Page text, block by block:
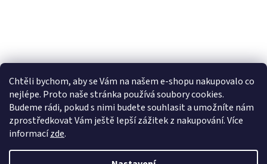
Chtěli bychom, aby se Vám na našem e-shopu nakupovalo co
nejlépe. Proto naše stránka používá soubory cookies.
Budeme rádi, pokud s nimi budete souhlasit a umožníte nám
zprostředkovat Vám ještě lepší zážitek z nakupování.Více
informacízde.
Lekva nábytek ubytování pod Pálavou kování Tulip
úchytky Gamet
úchytky Siro Blum - perfecting motion